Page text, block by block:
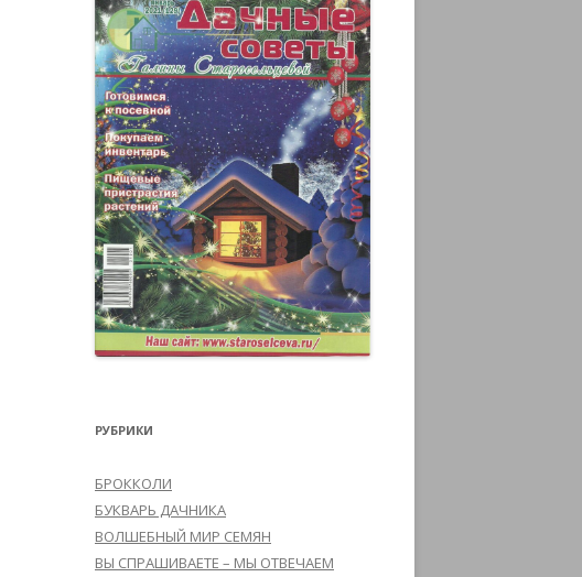
РУБРИКИ
БРОККОЛИ
БУКВАРЬ ДАЧНИКА
ВОЛШЕБНЫЙ МИР СЕМЯН
ВЫ СПРАШИВАЕТЕ – МЫ ОТВЕЧАЕМ